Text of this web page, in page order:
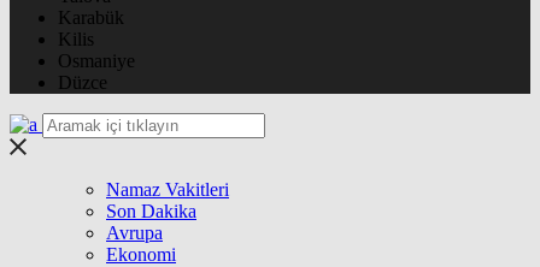
Karabük
Kilis
Osmaniye
Düzce
Namaz Vakitleri
Son Dakika
Avrupa
Ekonomi